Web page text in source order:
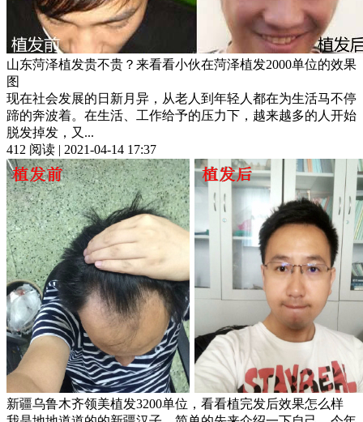
山东菏泽植发贵不贵？来看看小伙在菏泽植发2000单位的效果
图
现在社会发展的日新月异，从老人到年轻人都在为生活马不停
蹄的奔波着。在生活、工作给予的压力下，越来越多的人开始
脱发掉发，又...
412 阅读 | 2021-04-14 17:37
新疆乌鲁木齐领美植发3200单位，看看植完发后效果怎么样